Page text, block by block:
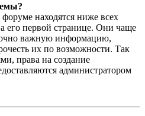
находятся ниже всех
его первой странице. Они чаще
важную информацию,
их по возможности. Так
права на создание
администратором